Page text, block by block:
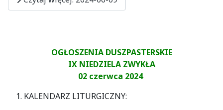
OGŁOSZENIA DUSZPASTERSKIE
IX NIEDZIELA ZWYKŁA
02 czerwca 2024
KALENDARZ LITURGICZNY: